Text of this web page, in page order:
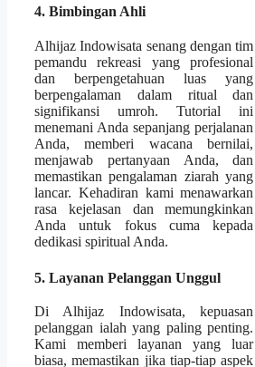
4. Bimbingan Ahli
Alhijaz Indowisata senang dengan tim
pemandu rekreasi yang profesional
dan berpengetahuan luas yang
berpengalaman dalam ritual dan
signifikansi umroh. Tutorial ini
menemani Anda sepanjang perjalanan
Anda, memberi wacana bernilai,
menjawab pertanyaan Anda, dan
memastikan pengalaman ziarah yang
lancar. Kehadiran kami menawarkan
rasa kejelasan dan memungkinkan
Anda untuk fokus cuma kepada
dedikasi spiritual Anda.
5. Layanan Pelanggan Unggul
Di Alhijaz Indowisata, kepuasan
pelanggan ialah yang paling penting.
Kami memberi layanan yang luar
biasa, memastikan jika tiap-tiap aspek